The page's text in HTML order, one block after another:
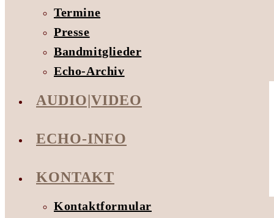
Termine
Presse
Bandmitglieder
Echo-Archiv
AUDIO|VIDEO
ECHO-INFO
KONTAKT
Kontaktformular